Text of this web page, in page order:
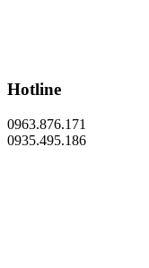
Hotline
0963.876.171
0935.495.186